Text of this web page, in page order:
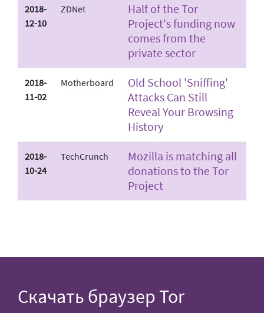
2018-
12-10
ZDNet
Half of the Tor
Project's funding now
comes from the
private sector
2018-
11-02
Motherboard
Old School 'Sniffing'
Attacks Can Still
Reveal Your Browsing
History
2018-
10-24
TechCrunch
Mozilla is matching all
donations to the Tor
Project
Скачать браузер Tor